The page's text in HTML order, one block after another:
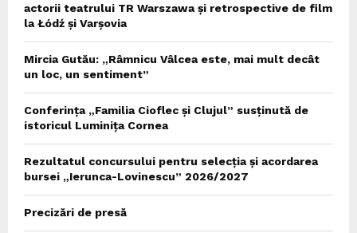
actorii teatrului TR Warszawa și retrospective de film
la Łódź și Varșovia
Mircia Gutău: „Râmnicu Vâlcea este, mai mult decât
un loc, un sentiment”
Conferința „Familia Cioflec și Clujul” susținută de
istoricul Luminița Cornea
Rezultatul concursului pentru selecția și acordarea
bursei „Ierunca-Lovinescu” 2026/2027
Precizări de presă